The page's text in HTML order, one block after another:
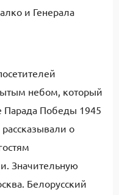
и Генерала
небом, который
Победы 1945
о
Значительную
Белорусский